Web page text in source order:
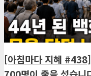
게재된 글
아침마다 지혜
[아침마다 지혜